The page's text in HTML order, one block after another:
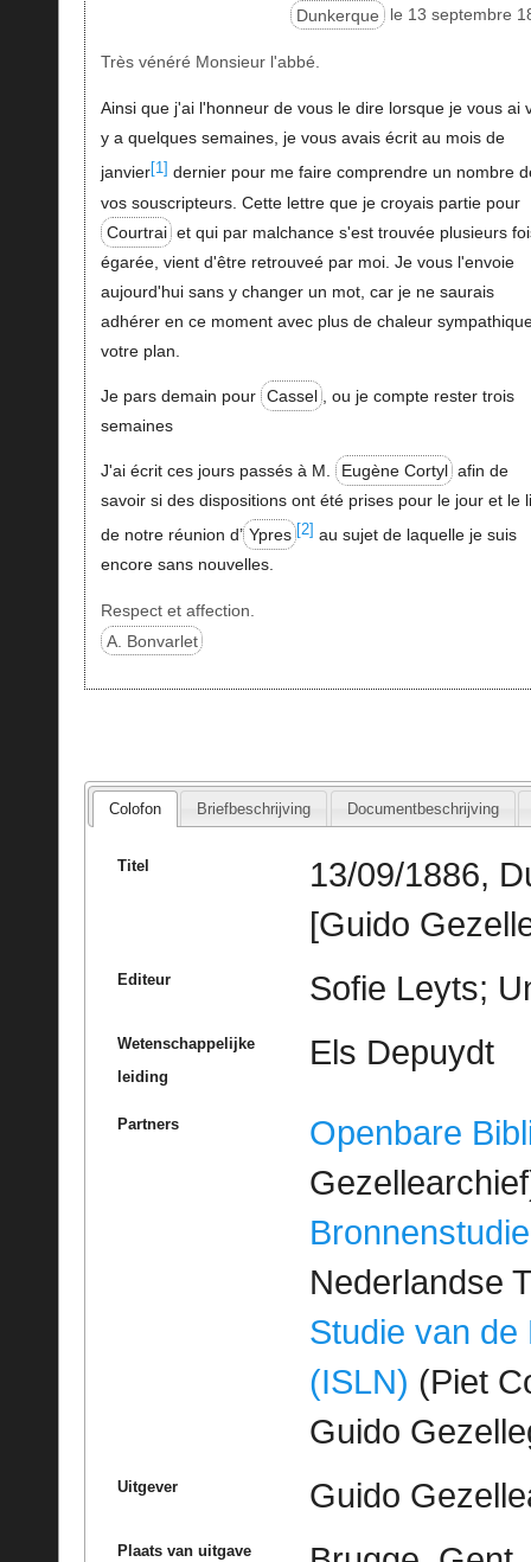
Dunkerque le 13 septembre
Très vénéré Monsieur l'abbé.
Ainsi que j'ai l'honneur de vous le dire lorsque je vous ai
y a quelques semaines, je vous avais écrit au mois de
janvier[1] dernier pour me faire comprendre un nombre
vos souscripteurs. Cette lettre que je croyais partie pour
Courtrai et qui par malchance s'est trouvée plusieurs
égarée, vient d'être retrouveé par moi. Je vous l'envoie
aujourd'hui sans y changer un mot, car je ne saurais
adhérer en ce moment avec plus de chaleur
votre plan.
Je pars demain pour Cassel
, ou je compte rester trois
semaines
J'ai écrit ces jours passés à M. Eugène Cortyl afin de
savoir si des dispositions ont été prises pour le jour et le
de notre réunion d’ Ypres [2] au sujet de laquelle je suis
encore sans nouvelles.
Respect et affection.
A. Bonvarlet
Colofon Briefbeschrijving Documentbeschrijving
Titel
13/09/1886,
[Guido
Editeur Sofie Leyts;
Wetenschappelijke
leiding
Els Depuydt
Partners
Openbare
Bronnenstudie
Nederlandse
Studie van de
(ISLN) (Piet
Guido
Uitgever Guido
Plaats van uitgave